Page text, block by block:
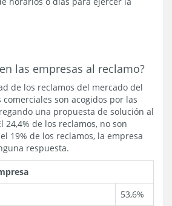
las empresas al reclamo?
de los reclamos del mercado del
comerciales son acogidos por las
una propuesta de solución al
24,4% de los reclamos, no son
19% de los reclamos, la empresa
respuesta.
53,6%